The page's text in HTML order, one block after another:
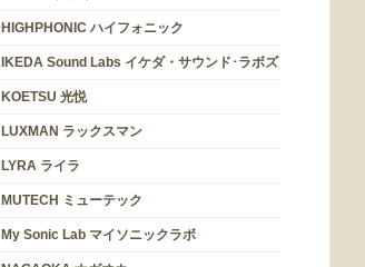
HIGHPHONIC ハイフォニック
IKEDA Sound Labs イケダ・サウンド･ラボズ
KOETSU 光悦
LUXMAN ラックスマン
LYRA ライラ
MUTECH ミューテック
My Sonic Lab マイソニックラボ